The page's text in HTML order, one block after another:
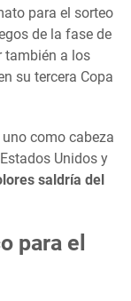
para el sorteo
de la fase de
también a los
su tercera Copa
como cabeza
Unidos y
saldría del
para el